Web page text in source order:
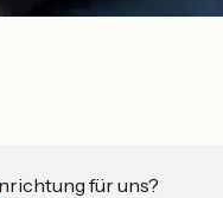
für uns?